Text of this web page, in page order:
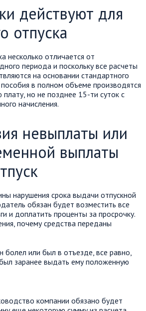
действуют для
отпуска
несколько отличается от
периода и поскольку все расчеты
на основании стандартного
в полном объеме производятся
но не позднее 15-ти суток с
начисления.
невыплаты или
выплаты
нарушения срока выдачи отпускной
обязан будет возместить все
и доплатить проценты за просрочку.
почему средства переданы
болел или был в отъезде, все равно,
заранее выдать ему положенную
компании обязано будет